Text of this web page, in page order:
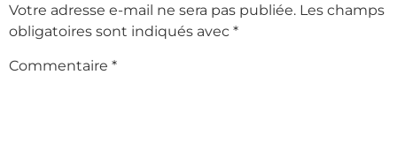
Votre adresse e-mail ne sera pas publiée. Les champs
obligatoires sont indiqués avec *
Commentaire *